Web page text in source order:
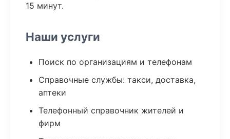
15 минут.
Наши услуги
Поиск по организациям и телефонам
Справочные службы: такси, доставка,
аптеки
Телефонный справочник жителей и
фирм